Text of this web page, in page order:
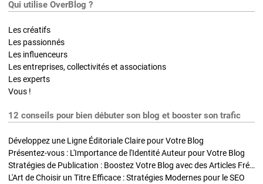
Qui utilise OverBlog ?
Les créatifs
Les passionnés
Les influenceurs
Les entreprises, collectivités et associations
Les experts
Vous !
12 conseils pour bien débuter son blog et booster son trafic
Développez une Ligne Éditoriale Claire pour Votre Blog
Présentez-vous : L'Importance de l'Identité Auteur pour Votre Blog
Stratégies de Publication : Boostez Votre Blog avec des Articles Fréquents et Exclusifs
L'Art de Choisir un Titre Efficace : Stratégies Modernes pour le SEO